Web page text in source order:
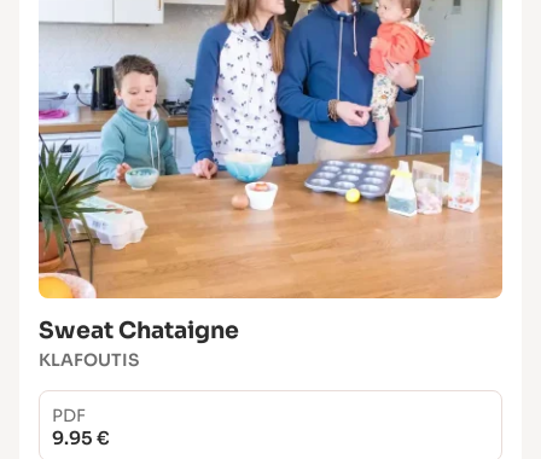
Sweat Chataigne
KLAFOUTIS
PDF
9.95 €